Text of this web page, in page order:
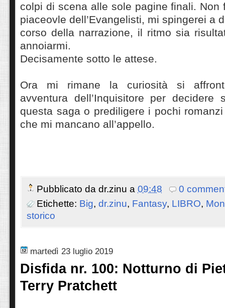
colpi di scena alle sole pagine finali. Non
piaceovle dell’Evangelisti, mi spingerei a
corso della narrazione, il ritmo sia
annoiarmi.
Decisamente sotto le attese.
Ora mi rimane la curiosità si
avventura dell’Inquisitore per decidere
questa saga o prediligere i pochi
che mi mancano all’appello.
Pubblicato da dr.zinu a 09:48
0
Etichette: Big, dr.zinu, Fantasy, LIBRO,
storico
martedì 23 luglio 2019
Disfida nr. 100: Notturno di
Terry Pratchett